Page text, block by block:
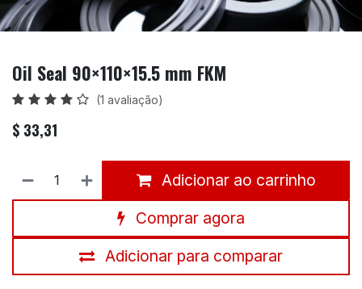
Oil Seal 90×110×15.5 mm FKM
(1 avaliação)
$ 33,31
Adicionar ao carrinho
Comprar agora
Adicionar para comparar